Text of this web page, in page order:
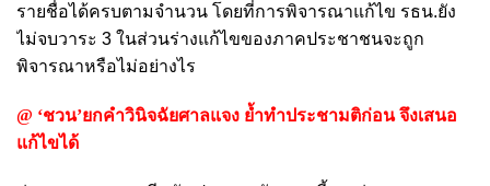
รายชื่อได้ครบตามจำนวน โดยที่การพิจารณาแก้ไข รธน.ยัง
ไม่จบวาระ 3 ในส่วนร่างแก้ไขของภาคประชาชนจะถูก
พิจารณาหรือไม่อย่างไร
@ ‘ชวน’ยกคำวินิจฉัยศาลแจง ย้ำทำประชามติก่อน จึงเสนอ
แก้ไขได้